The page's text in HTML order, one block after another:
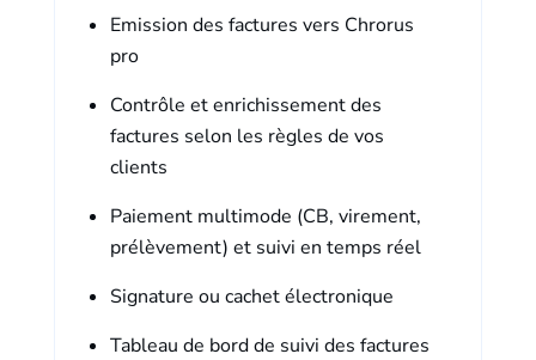
Emission des factures vers Chrorus
pro
Contrôle et enrichissement des
factures selon les règles de vos
clients
Paiement multimode (CB, virement,
prélèvement) et suivi en temps réel
Signature ou cachet électronique
Tableau de bord de suivi des factures